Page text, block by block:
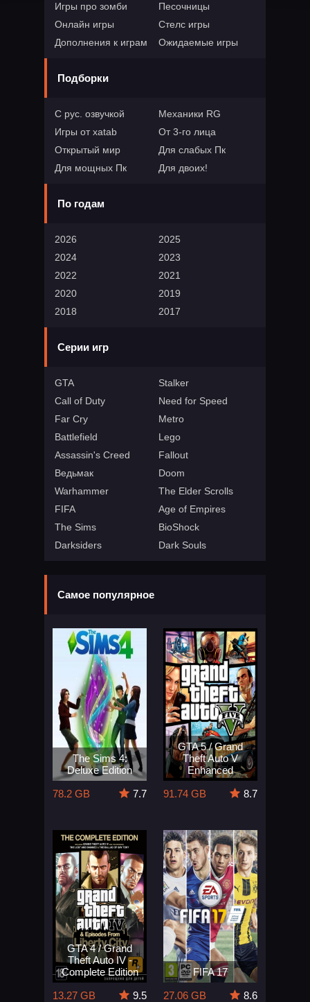
Игры про зомби
Песочницы
Онлайн игры
Стелс игры
Дополнения к играм
Ожидаемые игры
Подборки
С рус. озвучкой
Механики RG
Игры от xatab
От 3-го лица
Открытый мир
Для слабых Пк
Для мощных Пк
Для двоих!
По годам
2026
2025
2024
2023
2022
2021
2020
2019
2018
2017
Серии игр
GTA
Stalker
Call of Duty
Need for Speed
Far Cry
Metro
Battlefield
Lego
Assassin's Creed
Fallout
Ведьмак
Doom
Warhammer
The Elder Scrolls
FIFA
Age of Empires
The Sims
BioShock
Darksiders
Dark Souls
Самое популярное
The Sims 4:
Deluxe Edition
78.2 GB
7.7
GTA 5 / Grand
Theft Auto V
Enhanced
91.74 GB
8.7
GTA 4 / Grand
Theft Auto IV -
Complete Edition
13.27 GB
9.5
FIFA 17
27.06 GB
8.6